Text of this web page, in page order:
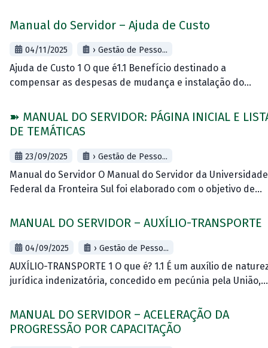
Manual do Servidor – Ajuda de Custo
04/11/2025 › Gestão de Pesso...
Ajuda de Custo 1 O que é1.1 Benefício destinado a
compensar as despesas de mudança e instalação do
passar trabalhar em nova
➽ MANUAL DO SERVIDOR: PÁGINA INICIAL E
DE TEMÁTICAS
23/09/2025 › Gestão de Pesso...
Manual do Servidor O Manual do Servidor da Universidade
Federal da Fronteira Sul foi elaborado com o objetivo de
assuntos relacionados
MANUAL DO SERVIDOR – AUXÍLIO-TRANSPORTE
04/09/2025 › Gestão de Pesso...
AUXÍLIO-TRANSPORTE 1 O que é? 1.1 É um auxílio de
jurídica indenizatória, concedido em pecúnia pela União,
transporte coletivo, nos deslocamentos
MANUAL DO SERVIDOR – ACELERAÇÃO DA
PROGRESSÃO POR CAPACITAÇÃO